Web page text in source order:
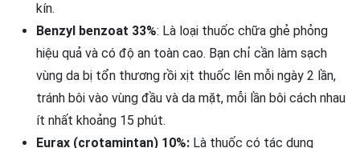
kín.
Benzyl benzoat 33%: Là loại thuốc chữa ghẻ phỏng
hiệu quả và có độ an toàn cao. Bạn chỉ cần làm sạch
vùng da bị tổn thương rồi xịt thuốc lên mỗi ngày 2 lần,
tránh bôi vào vùng đầu và da mặt, mỗi lần bôi cách nhau
ít nhất khoảng 15 phút.
Eurax (crotamintan) 10%: Là thuốc có tác dụng